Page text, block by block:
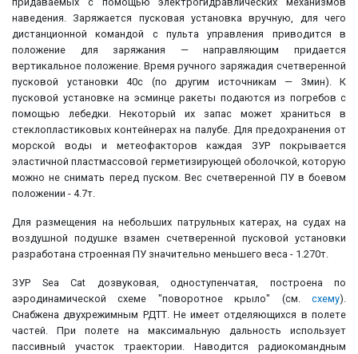
наведения. Заряжается пусковая установка вручную, для чего
дистанционной командой с пульта управления приводится в
положение для заряжания — направляющим придается
вертикальное положение. Время ручного заряжадия счетверенной
пусковой установки 40с (по другим источникам — 3мин). К
пусковой установке на эсминце ракеты подаются из погребов с
помощью лебедки. Некоторый их запас может храниться в
стеклопластиковых контейнерах на палубе. Для предохранения от
морской воды и метеофакторов каждая ЗУР покрывается
эластичной пластмассовой герметизирующей оболочкой, которую
можно не снимать перед пуском. Вес счетверенной ПУ в боевом
положении - 4.7т.
Для размещения на небольших патрульных катерах, на судах на
воздушной подушке взамен счетверенной пусковой установки
разработана строенная ПУ значительно меньшего веса - 1.270т.
ЗУР Sea Cat дозвуковая, одноступенчатая, построена по
аэродинамической схеме "поворотное крыло" (см. схему).
Снабжена двухрежимным РДТТ. Не имеет отделяющихся в полете
частей. При полете на максимальную дальность использует
пассивный участок траектории. Наводится радиокомандным